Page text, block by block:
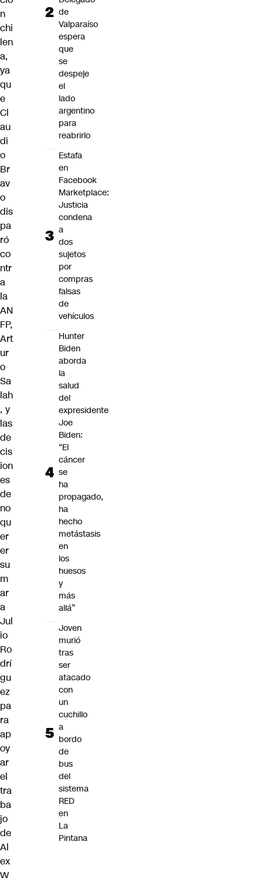
n
chi
len
a,
ya
qu
e
Cl
au
di
o
Br
av
o
dis
pa
ró
co
ntr
a
la
AN
FP,
Art
ur
o
Sa
lah
, y
las
de
cis
ion
es
de
no
qu
er
er
su
m
ar
a
Jul
io
Ro
drí
gu
ez
pa
ra
ap
oy
ar
el
tra
ba
jo
de
Al
ex
W
de
Valparaíso
espera
que
se
despeje
el
lado
argentino
para
reabrirlo
Estafa
en
Facebook
Marketplace:
Justicia
condena
a
dos
sujetos
por
compras
falsas
de
vehículos
Hunter
Biden
aborda
la
salud
del
expresidente
Joe
Biden:
“El
cáncer
se
ha
propagado,
ha
hecho
metástasis
en
los
huesos
y
más
allá”
Joven
murió
tras
ser
atacado
con
un
cuchillo
a
bordo
de
bus
del
sistema
RED
en
La
Pintana